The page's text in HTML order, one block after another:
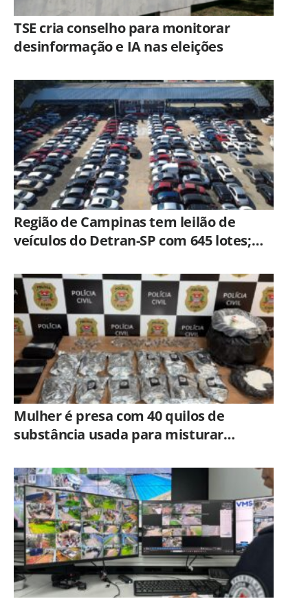
TSE cria conselho para monitorar
desinformação e IA nas eleições
Região de Campinas tem leilão de
veículos do Detran-SP com 645 lotes;
Mulher é presa com 40 quilos de
substância usada para misturar
Piracicaba